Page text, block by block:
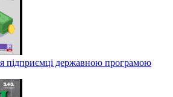
підприємці державною програмою